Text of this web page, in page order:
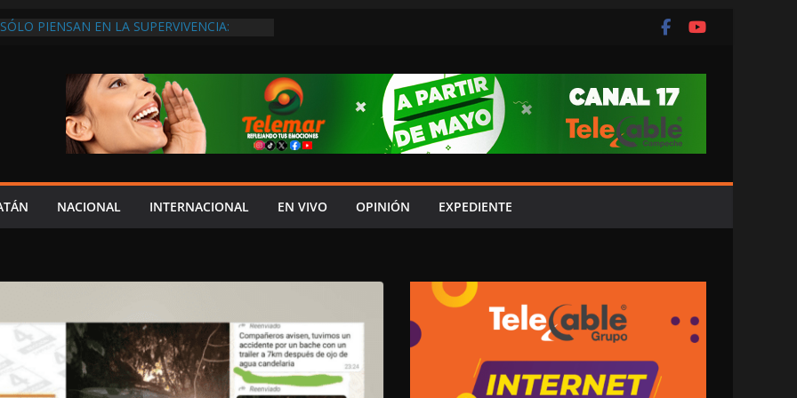
PIENSAN EN LA SUPERVIVENCIA:
REHABILITAR EL CAMINO #LA
DEL NORTE
A CAMPAMENTOS TORTUGUEROS,
LAYDA SE “LEVANTA LA CORBATA” PARA
APOYA A LA ECOLOGÍA: COSGAYA
VERGÜENZA!
EN CAMPECHE Y NADIE
NACIONAL INTERNACIONAL EN VIVO OPINIÓN EXPEDIENTE